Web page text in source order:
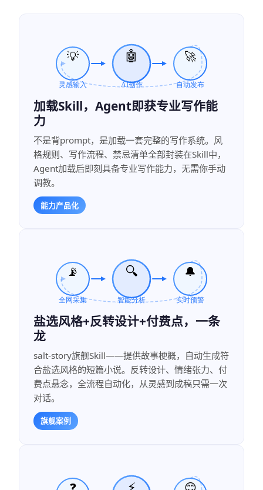
加载Skill，Agent即获专业写作能
力
不是背prompt，是加载一套完整的写作系统。风
格规则、写作流程、禁忌清单全部封装在Skill中，
Agent加载后即刻具备专业写作能力，无需你手动
调教。
能力产品化
盐选风格+反转设计+付费点，一条
龙
salt-story旗舰Skill——提供故事梗概，自动生成符
合盐选风格的短篇小说。反转设计、情绪张力、付
费点悬念，全流程自动化，从灵感到成稿只需一次
对话。
旗舰案例